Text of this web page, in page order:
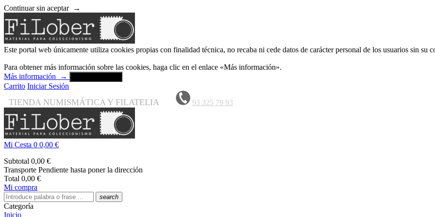
Continuar sin aceptar →
Este portal web únicamente utiliza cookies propias con finalidad técnica, no recaba ni cede datos de carácter personal de los usuarios sin su
Para obtener más información sobre las cookies, haga clic en el enlace «Más información».
Más información
→
Carrito Iniciar Sesión
TIENDA NUMISMÁTICA Y FILATELIA 93 325 79 93
Mi Cesta 0 0,00 €
Subtotal 0,00 €
Transporte Pendiente hasta poner la dirección
Total 0,00 €
Mi compra
search
Categoría
Inicio